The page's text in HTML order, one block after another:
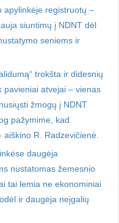
apylinkėje registruotų –
siuntimų į NDNT dėl
seniems ir
trokšta ir didesnių
pavieniai atvejai – vienas
žmogų į NDNT
pažymime, kad
R. Radzevičienė.
daugėja
nustatomas žemesnio
tai lemia ne ekonominiai
ir daugėja neįgalių